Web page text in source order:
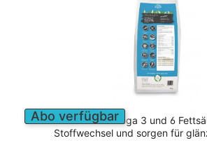
Abo verfügbar
Die enthaltenen Omega 3 und 6
Stoffwechsel und sorgen für